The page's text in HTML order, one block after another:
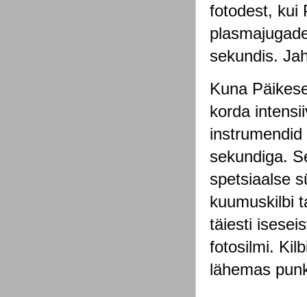
fotodest, kui
sekundis.
Kuna
korda
sekundiga.
spetsiaalse
kuumuskilbi
täiesti
fotosilmi.
lähemas